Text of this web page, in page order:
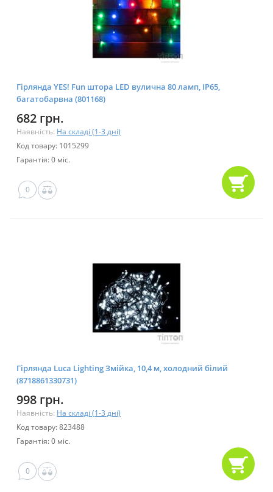
Гірлянда YES! Fun штора LED вулична 80 ламп, IP65,
багатобарвна (801168)
682 грн.
Наявність: На складі (1-3 дні)
Код товару: 1015299
Гарантія: 0 міс.
0
Гірлянда Luca Lighting Змійка, 10,4 м, холодний білий
(8718861330731)
998 грн.
Наявність: На складі (1-3 дні)
Код товару: 823488
Гарантія: 0 міс.
0